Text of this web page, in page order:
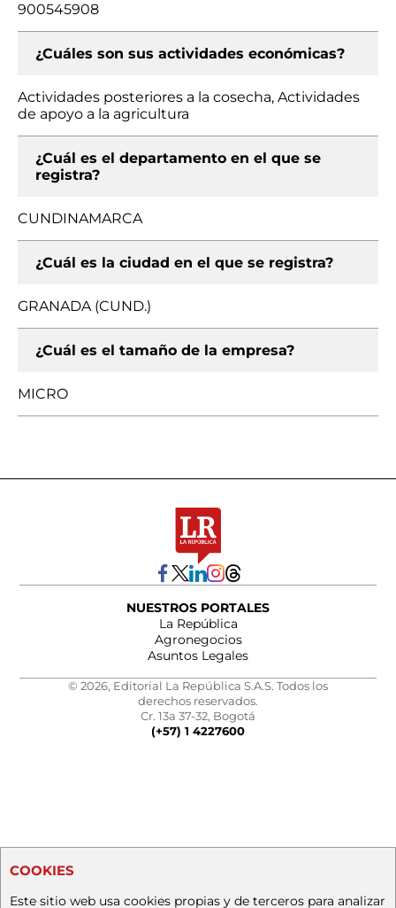
900545908
¿Cuáles son sus actividades económicas?
Actividades posteriores a la cosecha, Actividades
de apoyo a la agricultura
¿Cuál es el departamento en el que se
registra?
CUNDINAMARCA
¿Cuál es la ciudad en el que se registra?
GRANADA (CUND.)
¿Cuál es el tamaño de la empresa?
MICRO
NUESTROS PORTALES
La República
Agronegocios
Asuntos Legales
© 2026, Editorial La República S.A.S. Todos los
derechos reservados.
Cr. 13a 37-32, Bogotá
(+57) 1 4227600
COOKIES
Este sitio web usa cookies propias y de terceros para analizar